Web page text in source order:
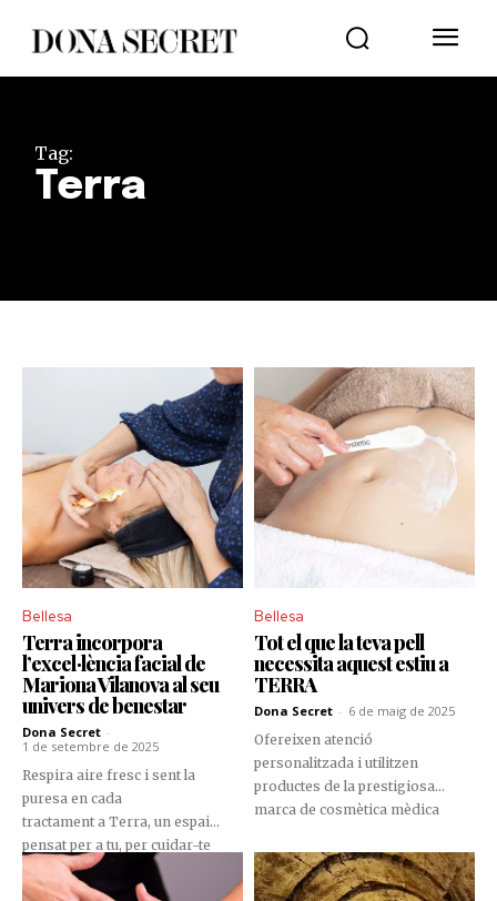
Tag:
Terra
Bellesa
Terra incorpora
l’excel·lència facial de
Mariona Vilanova al seu
univers de benestar
Dona Secret -
1 de setembre de 2025
Respira aire fresc i sent la
puresa en cada
tractament a Terra, un espai
pensat per a tu, per cuidar-te
amb delicadesa fins a l’últim
detall en ple centre d’Andorra la
Bellesa
Tot el que la teva pell
necessita aquest estiu a
TERRA
Dona Secret - 6 de maig de 2025
Ofereixen atenció
personalitzada i utilitzen
productes de la prestigiosa
marca de cosmètica mèdica